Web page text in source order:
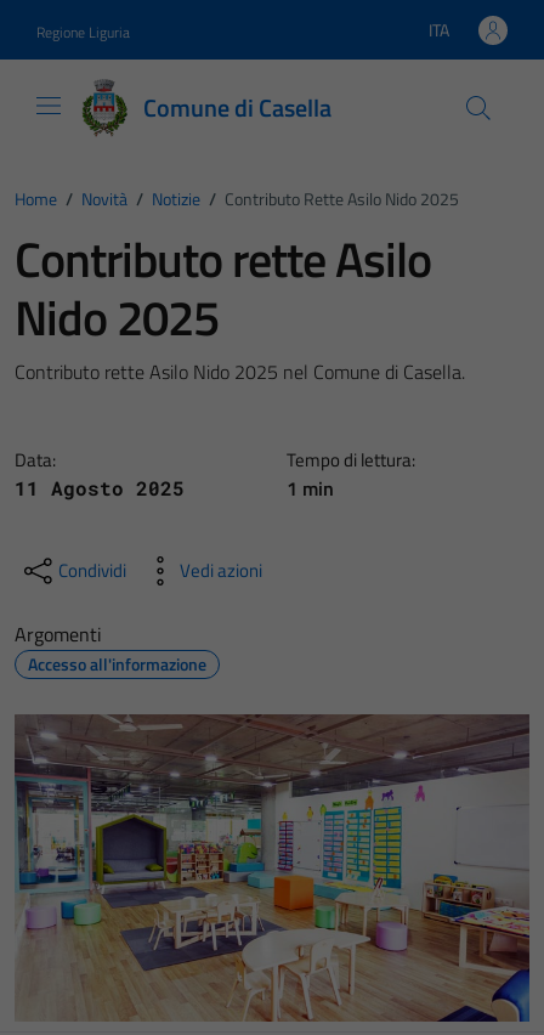
Regione Liguria Lingua attiva:
ITA
Comune di Casella
Home / Novità / Notizie / Contributo Rette Asilo Nido 2025
Contributo rette Asilo
Nido 2025
Contributo rette Asilo Nido 2025 nel Comune di Casella.
Data:
11 Agosto 2025
Tempo di lettura:
1 min
Condividi Vedi azioni
Argomenti
Accesso all'informazione